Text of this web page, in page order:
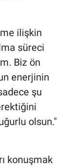
ilişkin
süreci
Biz ön
enerjinin
şu
olsun."
konuşmak